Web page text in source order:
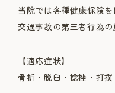
当院では各種健康保険を
交通事故の第三者行為の
【適応症状】
骨折・脱臼・捻挫・打撲